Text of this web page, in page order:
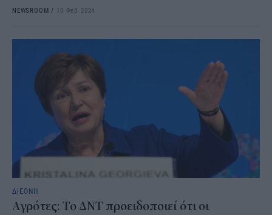
NEWSROOM / 10 Φεβ 2024
ΔΙΕΘΝΗ
Αγρότες: Το ΔΝΤ προειδοποιεί ότι οι